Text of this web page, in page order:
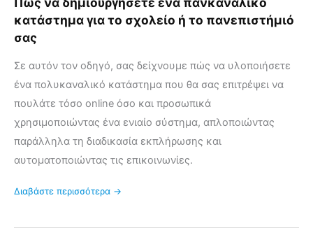
κατάστημα για το σχολείο ή το πανεπιστήμιό
σας
Σε αυτόν τον οδηγό, σας δείχνουμε πώς να υλοποιήσετε
ένα πολυκαναλικό κατάστημα που θα σας επιτρέψει να
πουλάτε τόσο online όσο και προσωπικά
χρησιμοποιώντας ένα ενιαίο σύστημα, απλοποιώντας
παράλληλα τη διαδικασία εκπλήρωσης και
αυτοματοποιώντας τις επικοινωνίες.
Διαβάστε περισσότερα →